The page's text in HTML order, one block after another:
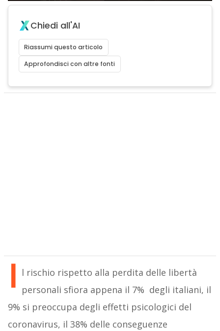
Chiedi all'AI
Riassumi questo articolo
Approfondisci con altre fonti
I l rischio rispetto alla perdita delle libertà
personali sfiora appena il 7% degli italiani, il
9% si preoccupa degli effetti psicologici del
coronavirus, il 38% delle conseguenze